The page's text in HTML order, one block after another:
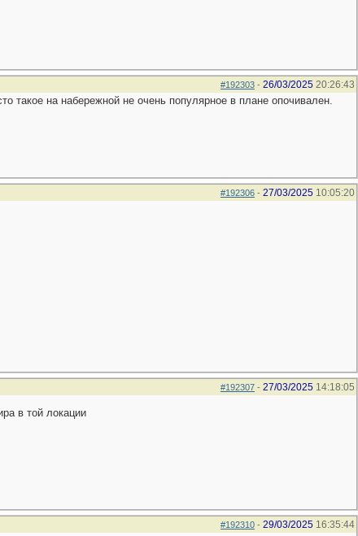
#192303 - 26/03/2025 20:26:43
такое на набережной не очень популярное в плане опочивален.
#192306 - 27/03/2025 10:05:20
#192307 - 27/03/2025 14:18:05
в той локации
#192310 - 29/03/2025 16:35:44